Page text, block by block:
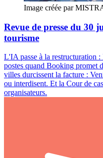
Image créée par
Revue de presse du 30
tourisme
L'IA passe à la restructuration
postes quand Booking promet
villes durcissent la facture :
ou interdisent. Et la Cour de
organisateurs.